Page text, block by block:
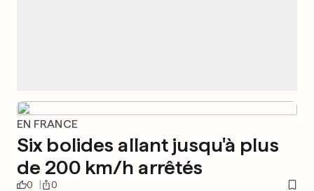
EN FRANCE
Six bolides allant jusqu'à plus
de 200 km/h arrêtés
0 0